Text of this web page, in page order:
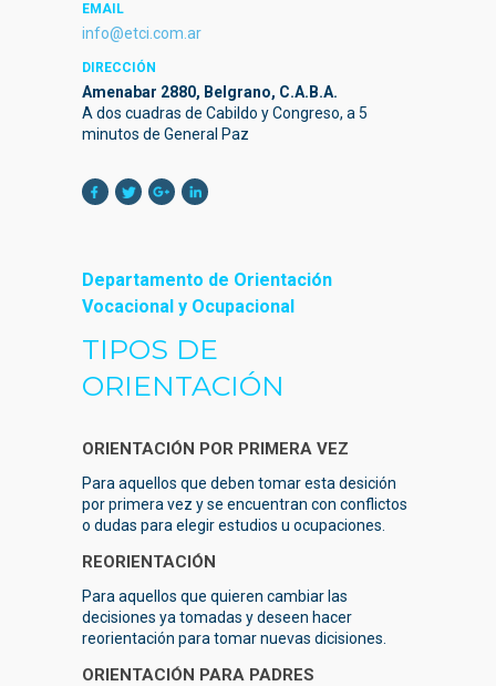
EMAIL
info@etci.com.ar
DIRECCIÓN
Amenabar 2880, Belgrano, C.A.B.A.
A dos cuadras de Cabildo y Congreso, a 5
minutos de General Paz
Departamento de Orientación
Vocacional y Ocupacional
TIPOS DE
ORIENTACIÓN
ORIENTACIÓN POR PRIMERA VEZ
Para aquellos que deben tomar esta desición
por primera vez y se encuentran con conflictos
o dudas para elegir estudios u ocupaciones.
REORIENTACIÓN
Para aquellos que quieren cambiar las
decisiones ya tomadas y deseen hacer
reorientación para tomar nuevas dicisiones.
ORIENTACIÓN PARA PADRES